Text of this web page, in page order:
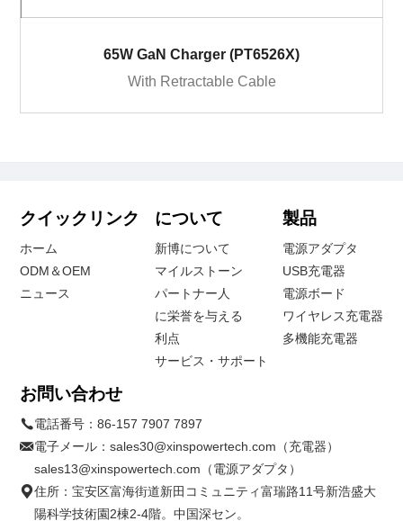
65W GaN Charger (PT6526X)
With Retractable Cable
クイックリンク
ホーム
ODM＆OEM
ニュース
について
新博について
マイルストーン
パートナー人
に栄誉を与える
利点
サービス・サポート
製品
電源アダプタ
USB充電器
電源ボード
ワイヤレス充電器
多機能充電器
お問い合わせ
電話番号：86-157 7907 7897
電子メール：sales30@xinspowertech.com（充電器）
sales13@xinspowertech.com（電源アダプタ）
住所：宝安区富海街道新田コミュニティ富瑞路11号新浩盛大
陽科学技術園2棟2-4階。中国深セン。